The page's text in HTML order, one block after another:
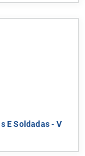
E Soldadas - V